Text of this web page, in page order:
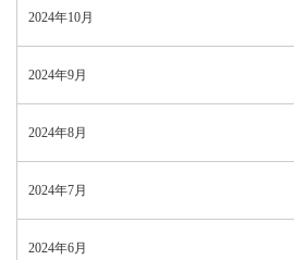
2024年10月
2024年9月
2024年8月
2024年7月
2024年6月